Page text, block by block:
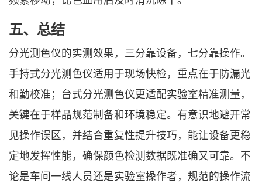
五、总结
分光测色仪的实测效果，三分靠设备，七分靠操作。
手持式分光测色仪适用于现场快检，重点在于防漏光
和勤校准；台式分光测色仪更适配实验室精准测量，
关键在于样品规范制备和环境稳定。有意识地避开常
见操作误区，并结合重复性提升技巧，能让设备更稳
定地发挥性能，确保颜色检测数据既准确又可靠。不
论是车间一线人员还是实验室操作者，规范的操作流